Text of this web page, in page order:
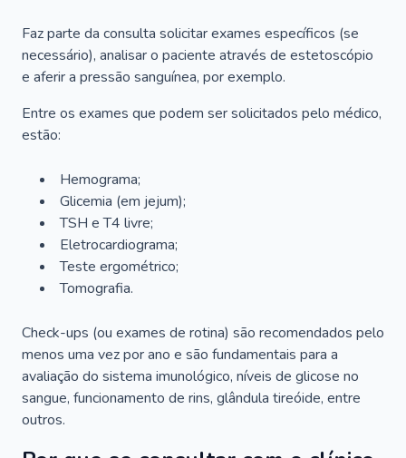
Faz parte da consulta solicitar exames específicos (se
necessário), analisar o paciente através de estetoscópio
e aferir a pressão sanguínea, por exemplo.
Entre os exames que podem ser solicitados pelo médico,
estão:
Hemograma;
Glicemia (em jejum);
TSH e T4 livre;
Eletrocardiograma;
Teste ergométrico;
Tomografia.
Check-ups (ou exames de rotina) são recomendados pelo
menos uma vez por ano e são fundamentais para a
avaliação do sistema imunológico, níveis de glicose no
sangue, funcionamento de rins, glândula tireóide, entre
outros.